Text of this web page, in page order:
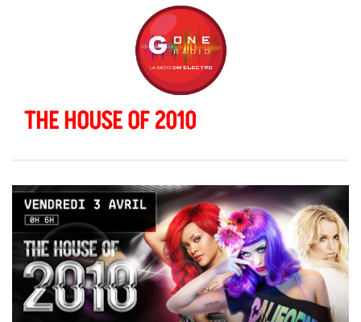
THE HOUSE OF 2010